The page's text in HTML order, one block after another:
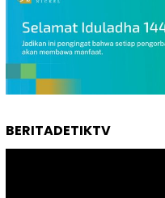
BERITADETIKTV